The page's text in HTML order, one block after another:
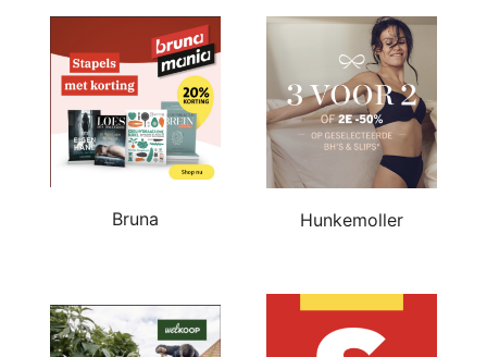
Bruna Hunkemoller